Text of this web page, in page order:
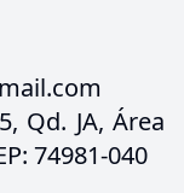
Qd. JA, Área
74981-040